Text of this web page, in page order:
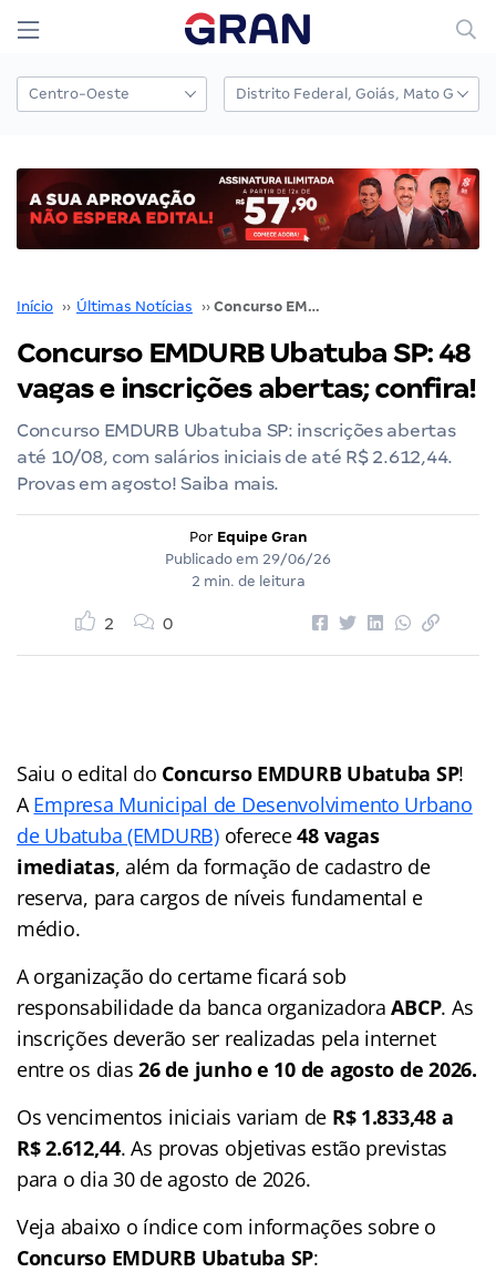
Início ›› Últimas Notícias ›› Concurso EMDURB Ubatuba SP: 48 vagas e inscrições abertas; confira!
Concurso EMDURB Ubatuba SP: 48
vagas e inscrições abertas; confira!
Concurso EMDURB Ubatuba SP: inscrições abertas
até 10/08, com salários iniciais de até R$ 2.612,44.
Provas em agosto! Saiba mais.
Por Equipe Gran
Publicado em 29/06/26
2 min. de leitura
2 0
Saiu o edital do Concurso EMDURB Ubatuba SP!
AEmpresa Municipal de Desenvolvimento Urbano
de Ubatuba (EMDURB)oferece48 vagas
imediatas, além da formação de cadastro de
reserva, para cargos de níveis fundamental e
médio.
A organização do certame ficará sob
responsabilidade da banca organizadora ABCP. As
inscrições deverão ser realizadas pela internet
entre os dias26 de junho e 10 de agosto de 2026.
Os vencimentos iniciais variam de R$ 1.833,48 a
R$ 2.612,44. As provas objetivas estão previstas
para o dia 30 de agosto de 2026.
Veja abaixo o índicecom informações sobre o
Concurso EMDURB Ubatuba SP: